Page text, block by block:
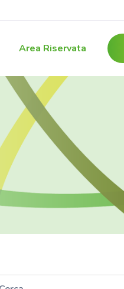
Area Riservata